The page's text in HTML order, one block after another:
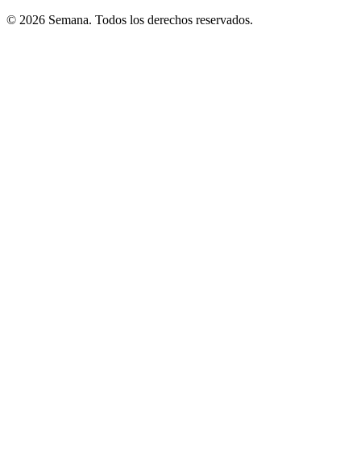
© 2026 Semana. Todos los derechos reservados.